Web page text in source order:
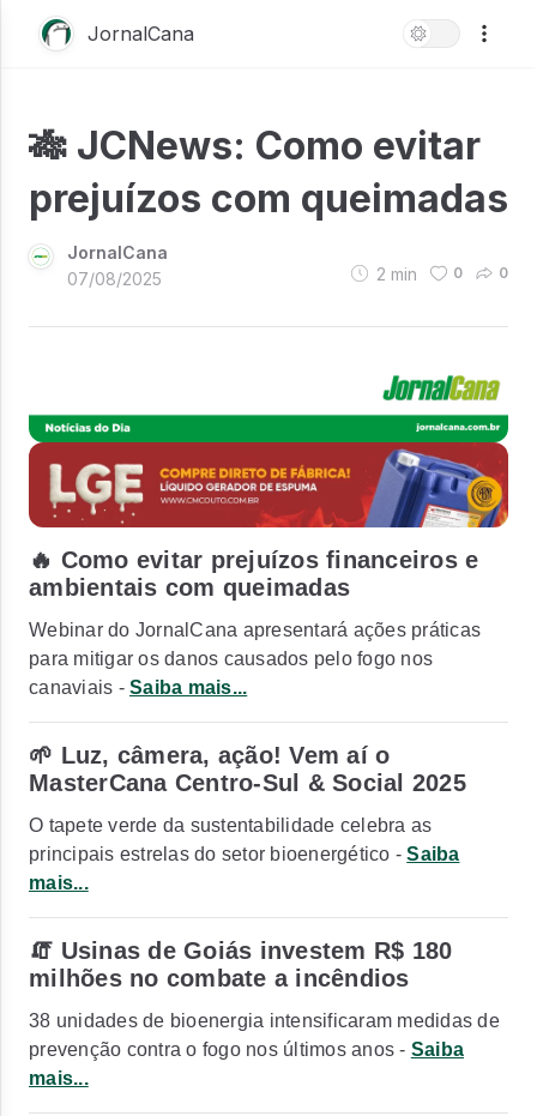
JornalCana
🎋 JCNews: Como evitar
prejuízos com queimadas
JornalCana
07/08/2025
2 min 0 0
🔥 Como evitar prejuízos financeiros e
ambientais com queimadas
Webinar do JornalCana apresentará ações práticas
para mitigar os danos causados pelo fogo nos
canaviais - Saiba mais...
🌱 Luz, câmera, ação! Vem aí o
MasterCana Centro-Sul & Social 2025
O tapete verde da sustentabilidade celebra as
principais estrelas do setor bioenergético -Saiba
mais...
🧯 Usinas de Goiás investem R$ 180
milhões no combate a incêndios
38 unidades de bioenergia intensificaram medidas de
prevenção contra o fogo nos últimos anos - Saiba
mais...